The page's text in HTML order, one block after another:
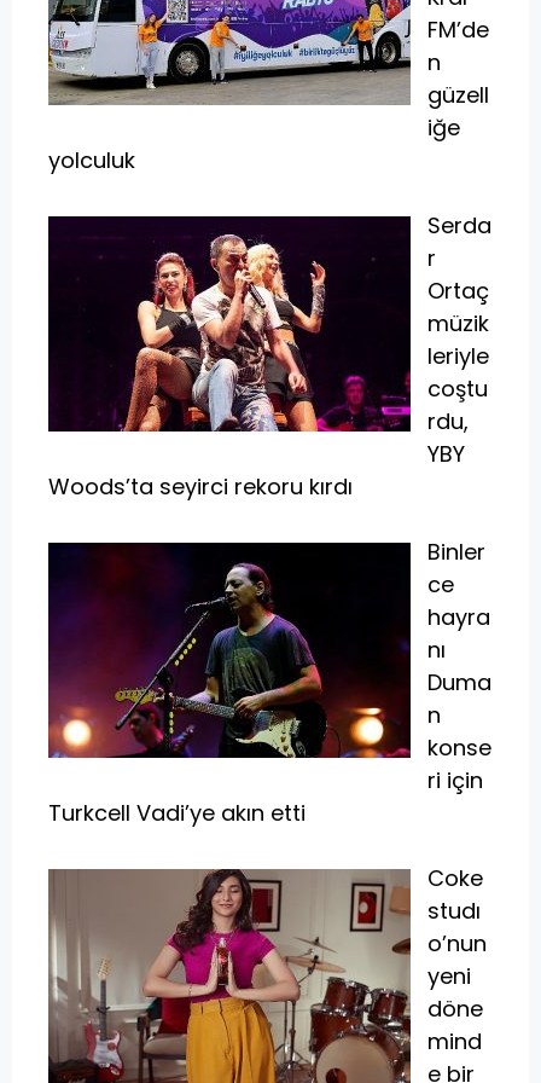
FM’de
n
güzell
iğe
yolculuk
Serda
r
Ortaç
müzik
leriyle
coştu
rdu,
YBY
Woods’ta seyirci rekoru kırdı
Binler
ce
hayra
nı
Duma
n
konse
ri için
Turkcell Vadi’ye akın etti
Coke
studı
o’nun
yeni
döne
mind
e bir